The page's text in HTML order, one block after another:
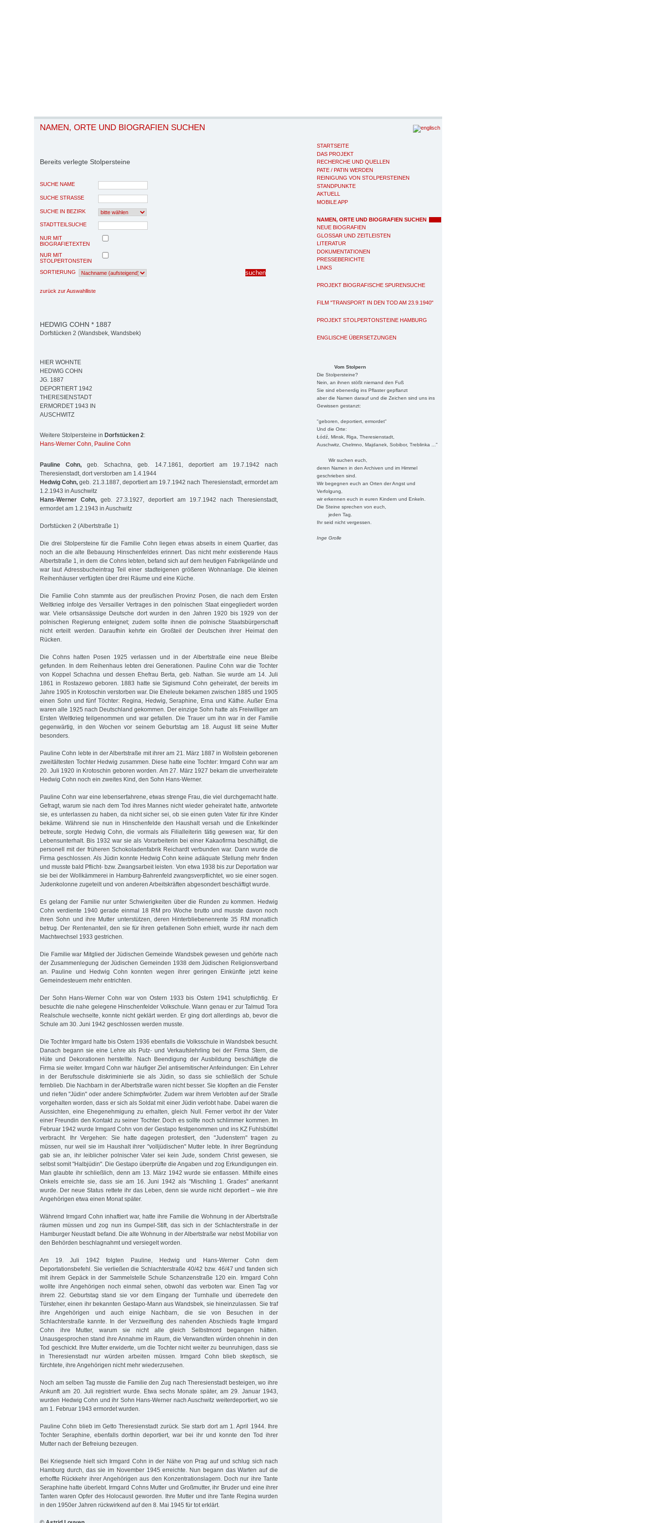
STARTSEITE
DAS PROJEKT
RECHERCHE UND QUELLEN
PATE / PATIN WERDEN
REINIGUNG VON STOLPERSTEINEN
STANDPUNKTE
AKTUELL
MOBILE APP
NAMEN, ORTE UND BIOGRAFIEN SUCHEN
NEUE BIOGRAFIEN
GLOSSAR UND ZEITLEISTEN
LITERATUR
DOKUMENTATIONEN
PRESSEBERICHTE
LINKS
PROJEKT BIOGRAFISCHE SPURENSUCHE
FILM "TRANSPORT IN DEN TOD AM 23.9.1940"
PROJEKT STOLPERTONSTEINE HAMBURG
ENGLISCHE ÜBERSETZUNGEN
Vom Stolpern
Die Stolpersteine?
Nein, an ihnen stößt niemand den Fuß
Sie sind ebenerdig ins Pflaster gepflanzt
aber die Namen darauf und die Zeichen sind uns ins
Gewissen gestanzt:
"geboren, deportiert, ermordet"
Und die Orte:
Łódź, Minsk, Riga, Theresienstadt,
Auschwitz, Chelmno, Majdanek, Sobibor, Treblinka ..."
Wir suchen euch,
deren Namen in den Archiven und im Himmel
geschrieben sind.
Wir begegnen euch an Orten der Angst und
Verfolgung,
wir erkennen euch in euren Kindern und Enkeln.
Die Steine sprechen von euch,
jeden Tag.
Ihr seid nicht vergessen.
Inge Grolle
NAMEN, ORTE UND BIOGRAFIEN SUCHEN
Bereits verlegte Stolpersteine
SUCHE NAME
SUCHE STRASSE
SUCHE IN BEZIRK
STADTTEILSUCHE
NUR MIT
BIOGRAFIETEXTEN
NUR MIT
STOLPERTONSTEIN
SORTIERUNG
zurück zur Auswahlliste
HEDWIG COHN * 1887
Dorfstücken 2 (Wandsbek, Wandsbek)
HIER WOHNTE
HEDWIG COHN
JG. 1887
DEPORTIERT 1942
THERESIENSTADT
ERMORDET 1943 IN
AUSCHWITZ
Weitere Stolpersteine in Dorfstücken 2:
Hans-Werner Cohn, Pauline Cohn
Pauline Cohn, geb. Schachna, geb. 14.7.1861, deportiert am 19.7.1942 nach
Theresienstadt, dort verstorben am 1.4.1944
Hedwig Cohn, geb. 21.3.1887, deportiert am 19.7.1942 nach Theresienstadt, ermordet am
1.2.1943 in Auschwitz
Hans-Werner Cohn, geb. 27.3.1927, deportiert am 19.7.1942 nach Theresienstadt,
ermordet am 1.2.1943 in Auschwitz
Dorfstücken 2 (Albertstraße 1)
Die drei Stolpersteine für die Familie Cohn liegen etwas abseits in einem Quartier, das
noch an die alte Bebauung Hinschenfeldes erinnert. Das nicht mehr existierende Haus
Albertstraße 1, in dem die Cohns lebten, befand sich auf dem heutigen Fabrikgelände und
war laut Adressbucheintrag Teil einer stadteigenen größeren Wohnanlage. Die kleinen
Reihenhäuser verfügten über drei Räume und eine Küche.
Die Familie Cohn stammte aus der preußischen Provinz Posen, die nach dem Ersten
Weltkrieg infolge des Versailler Vertrages in den polnischen Staat eingegliedert worden
war. Viele ortsansässige Deutsche dort wurden in den Jahren 1920 bis 1929 von der
polnischen Regierung enteignet; zudem sollte ihnen die polnische Staatsbürgerschaft
nicht erteilt werden. Daraufhin kehrte ein Großteil der Deutschen ihrer Heimat den
Rücken.
Die Cohns hatten Posen 1925 verlassen und in der Albertstraße eine neue Bleibe
gefunden. In dem Reihenhaus lebten drei Generationen. Pauline Cohn war die Tochter
von Koppel Schachna und dessen Ehefrau Berta, geb. Nathan. Sie wurde am 14. Juli
1861 in Rostazewo geboren. 1883 hatte sie Sigismund Cohn geheiratet, der bereits im
Jahre 1905 in Krotoschin verstorben war. Die Eheleute bekamen zwischen 1885 und 1905
einen Sohn und fünf Töchter: Regina, Hedwig, Seraphine, Erna und Käthe. Außer Erna
waren alle 1925 nach Deutschland gekommen. Der einzige Sohn hatte als Freiwilliger am
Ersten Weltkrieg teilgenommen und war gefallen. Die Trauer um ihn war in der Familie
gegenwärtig, in den Wochen vor seinem Geburtstag am 18. August litt seine Mutter
besonders.
Pauline Cohn lebte in der Albertstraße mit ihrer am 21. März 1887 in Wollstein geborenen
zweitältesten Tochter Hedwig zusammen. Diese hatte eine Tochter: Irmgard Cohn war am
20. Juli 1920 in Krotoschin geboren worden. Am 27. März 1927 bekam die unverheiratete
Hedwig Cohn noch ein zweites Kind, den Sohn Hans-Werner.
Pauline Cohn war eine lebenserfahrene, etwas strenge Frau, die viel durchgemacht hatte.
Gefragt, warum sie nach dem Tod ihres Mannes nicht wieder geheiratet hatte, antwortete
sie, es unterlassen zu haben, da nicht sicher sei, ob sie einen guten Vater für ihre Kinder
bekäme. Während sie nun in Hinschenfelde den Haushalt versah und die Enkelkinder
betreute, sorgte Hedwig Cohn, die vormals als Filialleiterin tätig gewesen war, für den
Lebensunterhalt. Bis 1932 war sie als Vorarbeiterin bei einer Kakaofirma beschäftigt, die
personell mit der früheren Schokoladenfabrik Reichardt verbunden war. Dann wurde die
Firma geschlossen. Als Jüdin konnte Hedwig Cohn keine adäquate Stellung mehr finden
und musste bald Pflicht- bzw. Zwangsarbeit leisten. Von etwa 1938 bis zur Deportation war
sie bei der Wollkämmerei in Hamburg-Bahrenfeld zwangsverpflichtet, wo sie einer sogen.
Judenkolonne zugeteilt und von anderen Arbeitskräften abgesondert beschäftigt wurde.
Es gelang der Familie nur unter Schwierigkeiten über die Runden zu kommen. Hedwig
Cohn verdiente 1940 gerade einmal 18 RM pro Woche brutto und musste davon noch
ihren Sohn und ihre Mutter unterstützen, deren Hinterbliebenenrente 35 RM monatlich
betrug. Der Rentenanteil, den sie für ihren gefallenen Sohn erhielt, wurde ihr nach dem
Machtwechsel 1933 gestrichen.
Die Familie war Mitglied der Jüdischen Gemeinde Wandsbek gewesen und gehörte nach
der Zusammenlegung der Jüdischen Gemeinden 1938 dem Jüdischen Religionsverband
an. Pauline und Hedwig Cohn konnten wegen ihrer geringen Einkünfte jetzt keine
Gemeindesteuern mehr entrichten.
Der Sohn Hans-Werner Cohn war von Ostern 1933 bis Ostern 1941 schulpflichtig. Er
besuchte die nahe gelegene Hinschenfelder Volkschule. Wann genau er zur Talmud Tora
Realschule wechselte, konnte nicht geklärt werden. Er ging dort allerdings ab, bevor die
Schule am 30. Juni 1942 geschlossen werden musste.
Die Tochter Irmgard hatte bis Ostern 1936 ebenfalls die Volksschule in Wandsbek besucht.
Danach begann sie eine Lehre als Putz- und Verkaufslehrling bei der Firma Stern, die
Hüte und Dekorationen herstellte. Nach Beendigung der Ausbildung beschäftigte die
Firma sie weiter. Irmgard Cohn war häufiger Ziel antisemitischer Anfeindungen: Ein Lehrer
in der Berufsschule diskriminierte sie als Jüdin, so dass sie schließlich der Schule
fernblieb. Die Nachbarn in der Albertstraße waren nicht besser. Sie klopften an die Fenster
und riefen "Jüdin" oder andere Schimpfwörter. Zudem war ihrem Verlobten auf der Straße
vorgehalten worden, dass er sich als Soldat mit einer Jüdin verlobt habe. Dabei waren die
Aussichten, eine Ehegenehmigung zu erhalten, gleich Null. Ferner verbot ihr der Vater
einer Freundin den Kontakt zu seiner Tochter. Doch es sollte noch schlimmer kommen. Im
Februar 1942 wurde Irmgard Cohn von der Gestapo festgenommen und ins KZ Fuhlsbüttel
verbracht. Ihr Vergehen: Sie hatte dagegen protestiert, den "Judenstern" tragen zu
müssen, nur weil sie im Haushalt ihrer "volljüdischen" Mutter lebte. In ihrer Begründung
gab sie an, ihr leiblicher polnischer Vater sei kein Jude, sondern Christ gewesen, sie
selbst somit "Halbjüdin". Die Gestapo überprüfte die Angaben und zog Erkundigungen ein.
Man glaubte ihr schließlich, denn am 13. März 1942 wurde sie entlassen. Mithilfe eines
Onkels erreichte sie, dass sie am 16. Juni 1942 als "Mischling 1. Grades" anerkannt
wurde. Der neue Status rettete ihr das Leben, denn sie wurde nicht deportiert – wie ihre
Angehörigen etwa einen Monat später.
Während Irmgard Cohn inhaftiert war, hatte ihre Familie die Wohnung in der Albertstraße
räumen müssen und zog nun ins Gumpel-Stift, das sich in der Schlachterstraße in der
Hamburger Neustadt befand. Die alte Wohnung in der Albertstraße war nebst Mobiliar von
den Behörden beschlagnahmt und versiegelt worden.
Am 19. Juli 1942 folgten Pauline, Hedwig und Hans-Werner Cohn dem
Deportationsbefehl. Sie verließen die Schlachterstraße 40/42 bzw. 46/47 und fanden sich
mit ihrem Gepäck in der Sammelstelle Schule Schanzenstraße 120 ein. Irmgard Cohn
wollte ihre Angehörigen noch einmal sehen, obwohl das verboten war. Einen Tag vor
ihrem 22. Geburtstag stand sie vor dem Eingang der Turnhalle und überredete den
Türsteher, einen ihr bekannten Gestapo-Mann aus Wandsbek, sie hineinzulassen. Sie traf
ihre Angehörigen und auch einige Nachbarn, die sie von Besuchen in der
Schlachterstraße kannte. In der Verzweiflung des nahenden Abschieds fragte Irmgard
Cohn ihre Mutter, warum sie nicht alle gleich Selbstmord begangen hätten.
Unausgesprochen stand ihre Annahme im Raum, die Verwandten würden ohnehin in den
Tod geschickt. Ihre Mutter erwiderte, um die Tochter nicht weiter zu beunruhigen, dass sie
in Theresienstadt nur würden arbeiten müssen. Irmgard Cohn blieb skeptisch, sie
fürchtete, ihre Angehörigen nicht mehr wiederzusehen.
Noch am selben Tag musste die Familie den Zug nach Theresienstadt besteigen, wo ihre
Ankunft am 20. Juli registriert wurde. Etwa sechs Monate später, am 29. Januar 1943,
wurden Hedwig Cohn und ihr Sohn Hans-Werner nach Auschwitz weiterdeportiert, wo sie
am 1. Februar 1943 ermordet wurden.
Pauline Cohn blieb im Getto Theresienstadt zurück. Sie starb dort am 1. April 1944. Ihre
Tochter Seraphine, ebenfalls dorthin deportiert, war bei ihr und konnte den Tod ihrer
Mutter nach der Befreiung bezeugen.
Bei Kriegsende hielt sich Irmgard Cohn in der Nähe von Prag auf und schlug sich nach
Hamburg durch, das sie im November 1945 erreichte. Nun begann das Warten auf die
erhoffte Rückkehr ihrer Angehörigen aus den Konzentrationslagern. Doch nur ihre Tante
Seraphine hatte überlebt. Irmgard Cohns Mutter und Großmutter, ihr Bruder und eine ihrer
Tanten waren Opfer des Holocaust geworden. Ihre Mutter und ihre Tante Regina wurden
in den 1950er Jahren rückwirkend auf den 8. Mai 1945 für tot erklärt.